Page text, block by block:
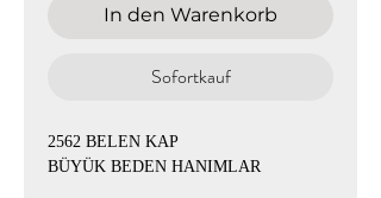
In den Warenkorb
Sofortkauf
2562 BELEN KAP
BÜYÜK BEDEN HANIMLAR